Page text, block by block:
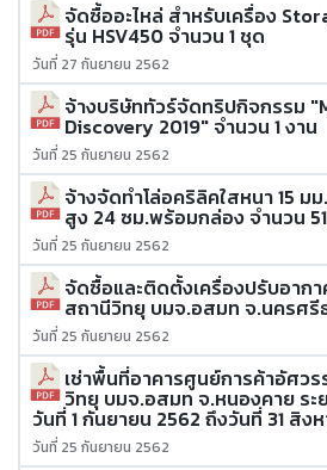
จัดซื้ออะไหล่ สำหรับเครื่อง
รุ่น HSV450 จำนวน 1 ชุด
วันที่ 27 กันยายน 2562
จ้างบริษัททัวร์จัดทริปกิจกรรม
Discovery 2019" จำนวน 1 งาน
วันที่ 25 กันยายน 2562
จ้างจัดทำโล่อคริลิคใสหนา 15 ม
สูง 24 ซม.พร้อมกล่อง จำนวน
วันที่ 25 กันยายน 2562
จัดซื้อและติดตั้งเครื่องปรับอาก
สถานีวิทยุ บมจ.อสมท จ.นครศรี
วันที่ 25 กันยายน 2562
เช่าพื้นที่อาคารศูนย์การค้าอัศว
วิทยุ บมจ.อสมท จ.หนองคาย ระย
วันที่ 1 กันยายน 2562 ถึงวันที่ 31 สิง
วันที่ 25 กันยายน 2562